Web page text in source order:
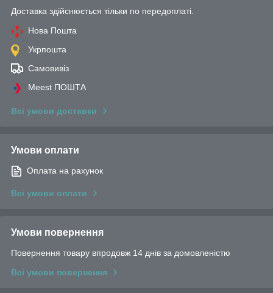
Доставка здійснюється тільки по передоплаті.
Нова Пошта
Укрпошта
Самовивіз
Meest ПОШТА
Всі умови доставки
Умови оплати
Оплата на рахунок
Всі умови оплати
Умови повернення
Повернення товару впродовж 14 днів за домовленістю
Всі умови повернення